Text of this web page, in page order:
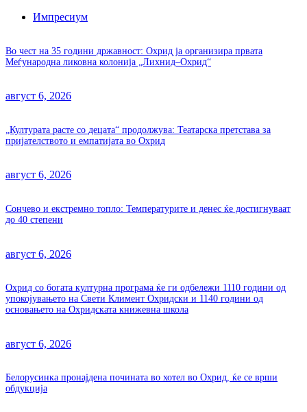
Импресиум
Во чест на 35 години државност: Охрид ја организира првата
Меѓународна ликовна колонија „Лихнид–Охрид“
август 6, 2026
„Културата расте со децата“ продолжува: Театарска претстава за
пријателството и емпатијата во Охрид
август 6, 2026
Сончево и екстремно топло: Температурите и денес ќе достигнуваат
до 40 степени
август 6, 2026
Охрид со богата културна програма ќе ги одбележи 1110 години од
упокојувањето на Свети Климент Охридски и 1140 години од
основањето на Охридската книжевна школа
август 6, 2026
Белорусинка пронајдена почината во хотел во Охрид, ќе се врши
обдукција